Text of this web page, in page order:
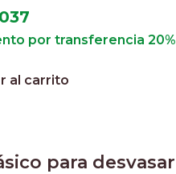
por transferencia 20%
al carrito
para desvasar